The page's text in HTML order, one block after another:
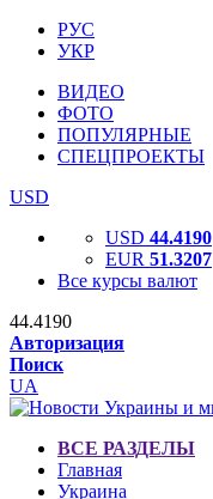
РУС
УКР
ВИДЕО
ФОТО
ПОПУЛЯРНЫЕ
СПЕЦПРОЕКТЫ
USD
USD 44.4190
EUR 51.3207
Все курсы валют
44.4190
Авторизация
Поиск
UA
ВСЕ РАЗДЕЛЫ
Главная
Украина